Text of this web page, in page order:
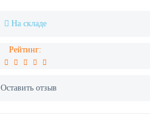
На складе
Рейтинг:
Оставить отзыв